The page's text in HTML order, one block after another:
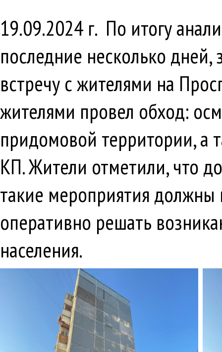
19.09.2024 г. По итогу
последние несколько
встречу с жителями на
жителями провел обход:
придомовой территории, а
КП. Жители отметили, что
такие мероприятия должны
оперативно решать
населения.